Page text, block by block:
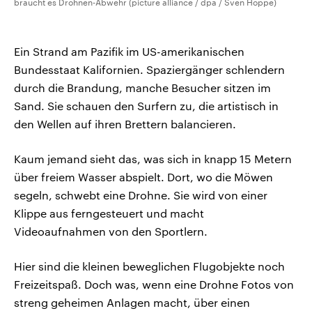
braucht es Drohnen-Abwehr (picture alliance / dpa / Sven Hoppe)
Ein Strand am Pazifik im US-amerikanischen
Bundesstaat Kalifornien. Spaziergänger schlendern
durch die Brandung, manche Besucher sitzen im
Sand. Sie schauen den Surfern zu, die artistisch in
den Wellen auf ihren Brettern balancieren.
Kaum jemand sieht das, was sich in knapp 15 Metern
über freiem Wasser abspielt. Dort, wo die Möwen
segeln, schwebt eine Drohne. Sie wird von einer
Klippe aus ferngesteuert und macht
Videoaufnahmen von den Sportlern.
Hier sind die kleinen beweglichen Flugobjekte noch
Freizeitspaß. Doch was, wenn eine Drohne Fotos von
streng geheimen Anlagen macht, über einen